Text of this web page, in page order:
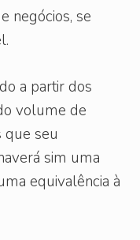
negócios, se
a partir dos
volume de
que seu
sim uma
equivalência à